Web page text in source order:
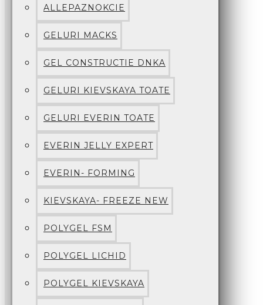
ALLEPAZNOKCIE
GELURI MACKS
GEL CONSTRUCTIE DNKA
GELURI KIEVSKAYA TOATE
GELURI EVERIN TOATE
EVERIN JELLY EXPERT
EVERIN- FORMING
KIEVSKAYA- FREEZE NEW
POLYGEL FSM
POLYGEL LICHID
POLYGEL KIEVSKAYA